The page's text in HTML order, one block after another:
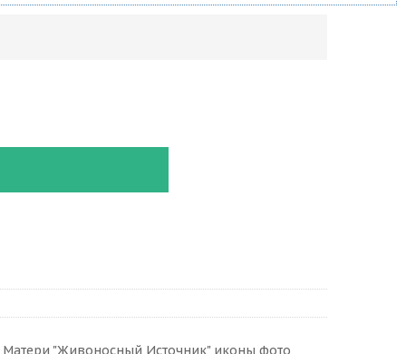
"Живоносный Источник" иконы фото